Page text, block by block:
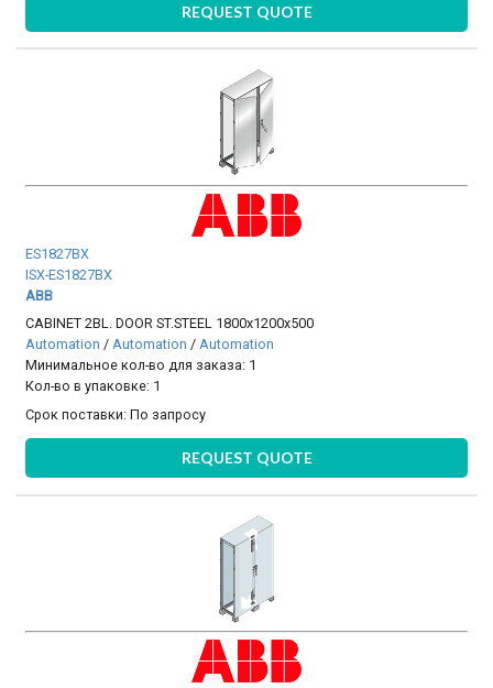
REQUEST QUOTE
ES1827BX
ISX-ES1827BX
ABB
CABINET 2BL. DOOR ST.STEEL 1800x1200x500
Automation /Automation /Automation
Минимальное кол-во для заказа: 1
Кол-во в упаковке: 1
Срок поставки:По запросу
REQUEST QUOTE